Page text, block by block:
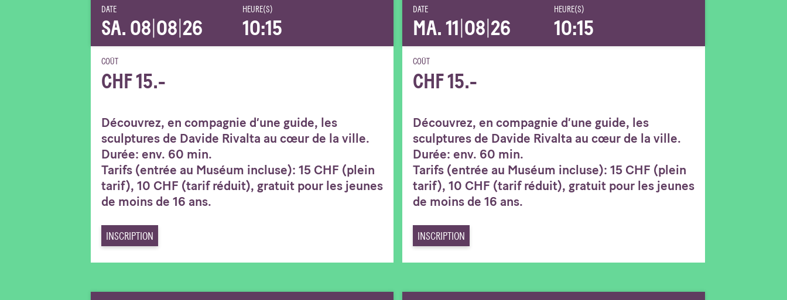
DATE
SA. 08 08 26
HEURE(S)
10:15
COÛT
CHF 15.-
Découvrez, en compagnie d’une guide, les
sculptures de Davide Rivalta au cœur de la ville.
Durée: env. 60 min.
Tarifs (entrée au Muséum incluse): 15 CHF (plein
tarif), 10 CHF (tarif réduit), gratuit pour les jeunes
de moins de 16 ans.
INSCRIPTION
DATE
MA. 11 08 26
HEURE(S)
10:15
COÛT
CHF 15.-
Découvrez, en compagnie d’une guide, les
sculptures de Davide Rivalta au cœur de la ville.
Durée: env. 60 min.
Tarifs (entrée au Muséum incluse): 15 CHF (plein
tarif), 10 CHF (tarif réduit), gratuit pour les jeunes
de moins de 16 ans.
INSCRIPTION